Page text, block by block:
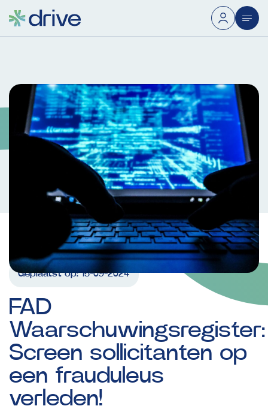
Geplaatst op:15-09-2024
FAD
Waarschuwingsregister:
Screen sollicitanten op
een frauduleus
verleden!